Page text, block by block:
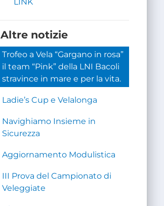
Altre notizie
Trofeo a Vela “Gargano in rosa”
il team “Pink” della LNI Bacoli
stravince in mare e per la vita.
Ladie’s Cup e Velalonga
Navighiamo Insieme in
Sicurezza
Aggiornamento Modulistica
III Prova del Campionato di
Veleggiate